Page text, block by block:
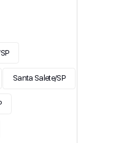
Santa Salete/SP